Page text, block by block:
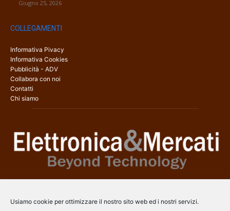
Usiamo cookie per ottimizzare il nostro sito web ed i nostri servizi.
Giugno 25, 2026
COLLEGAMENTI
Informativa Pivacy
Informativa Cookies
Pubblicità - ADV
Collabora con noi
Contatti
Chi siamo
una copertura a 360° che coinvolge tecnologie, prodotti, mercati e